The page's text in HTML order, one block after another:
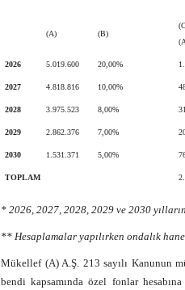
(A) (B)
2026 5.019.600 20,00%
2027 4.818.816 10,00%
2028 3.975.523 8,00%
2029 2.862.376 7,00%
2030 1.531.371 5,00%
TOPLAM
* 2026, 2027, 2028, 2029 ve 2030
** Hesaplamalar yapılırken ondalık
Mükellef (A) A.Ş. 213 sayılı Kanunun
bendi kapsamında özel fonlar